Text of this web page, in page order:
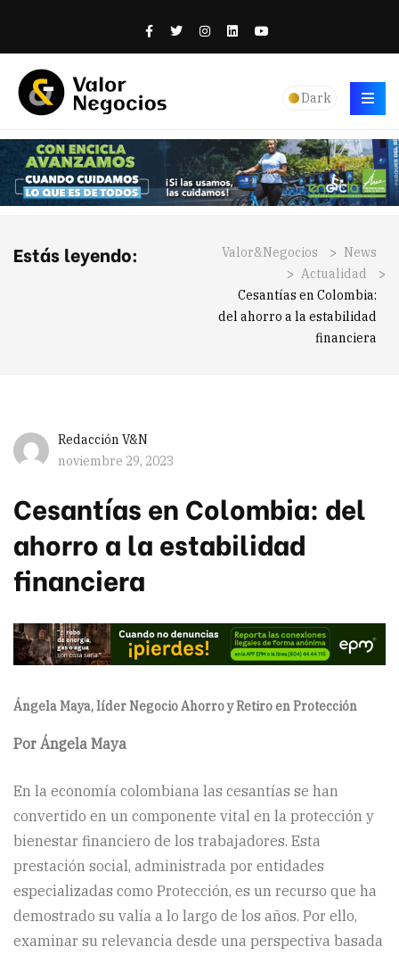
Dark
Estás leyendo: Valor&Negocios > News
> Actualidad
>
Cesantías en Colombia:
del ahorro a la estabilidad
financiera
Redacción V&N
noviembre 29, 2023
Cesantías en Colombia: del
ahorro a la estabilidad
financiera
Ángela Maya, líder Negocio Ahorro y Retiro en Protección
Por Ángela Maya
En la economía colombiana las cesantías se han
convertido en un componente vital en la protección y
bienestar financiero de los trabajadores. Esta
prestación social, administrada por entidades
especializadas como Protección, es un recurso que ha
demostrado su valía a lo largo de los años. Por ello,
examinar su relevancia desde una perspectiva basada